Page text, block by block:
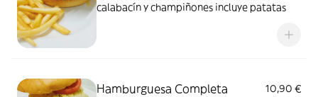
calabacín y champiñones incluye patatas
Hamburguesa Completa
10,90 €